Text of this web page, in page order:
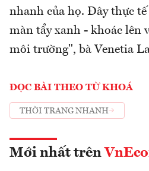
nhanh của họ. Đây thực
màn tẩy xanh - khoác lên
môi trường", bà Venetia
ĐỌC BÀI THEO TỪ KHOÁ
THỜI TRANG NHANH
Mới nhất trên